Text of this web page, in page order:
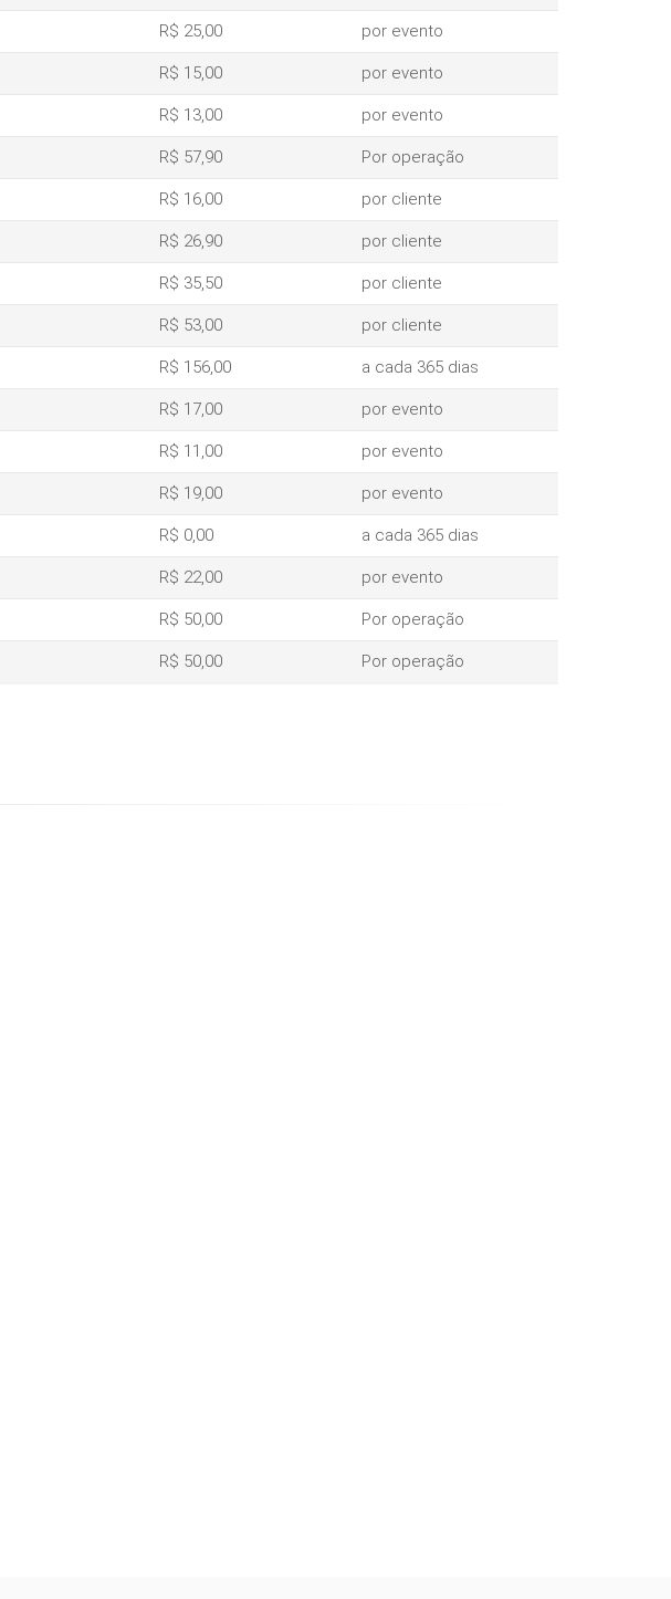
R$ 25,00 por evento
R$ 15,00 por evento
R$ 13,00 por evento
R$ 57,90 Por operação
R$ 16,00 por cliente
R$ 26,90 por cliente
R$ 35,50 por cliente
R$ 53,00 por cliente
R$ 156,00 a cada 365 dias
R$ 17,00 por evento
R$ 11,00 por evento
R$ 19,00 por evento
R$ 0,00 a cada 365 dias
R$ 22,00 por evento
R$ 50,00 Por operação
R$ 50,00 Por operação